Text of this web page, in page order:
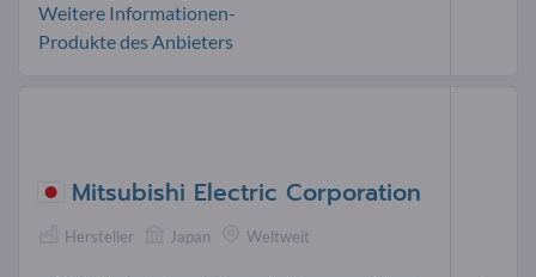
Weitere Informationen-
Produkte des Anbieters
Mitsubishi Electric Corporation
Hersteller Japan Weltweit